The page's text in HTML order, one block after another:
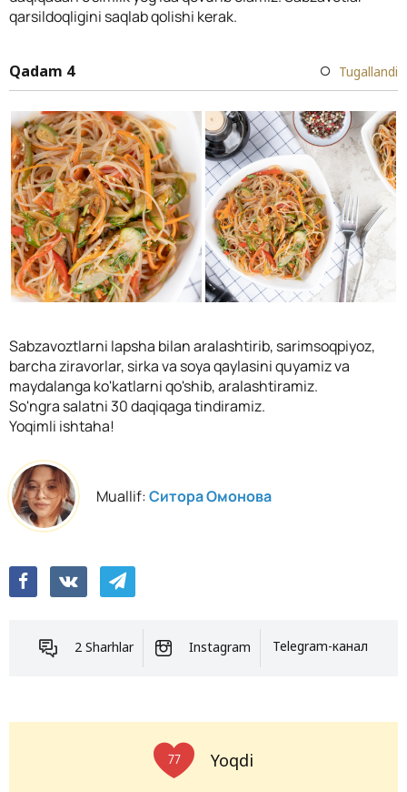
qarsildoqligini saqlab qolishi kerak.
Qadam 4 Tugallandi
Sabzavoztlarni lapsha bilan aralashtirib, sarimsoqpiyoz,
barcha ziravorlar, sirka va soya qaylasini quyamiz va
maydalanga ko'katlarni qo'shib, aralashtiramiz.
So'ngra salatni 30 daqiqaga tindiramiz.
Yoqimli ishtaha!
Muallif:Ситора Омонова
2 Sharhlar Instagram Telegram-канал
77 Yoqdi